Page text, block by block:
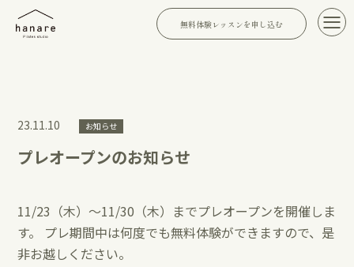
無料体験レッスンを申し込む
23.11.10 お知らせ
プレオープンのお知らせ
11/23（木）〜11/30（木）までプレオープンを開催しま
す。 プレ期間中は何度でも無料体験ができますので、是
非お越しください。